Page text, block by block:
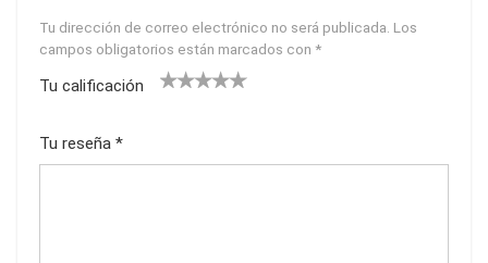
Tu dirección de correo electrónico no será publicada. Los
campos obligatorios están marcados con *
Tu calificación
Tu reseña *